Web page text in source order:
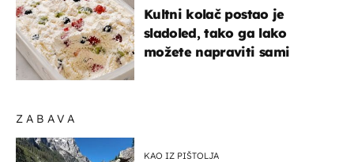
ZABAVA
KAO IZ PIŠTOLJA
Kultni kolač postao je
sladoled, tako ga lako
možete napraviti sami